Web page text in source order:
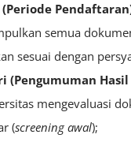
(Periode
semua
sesuai dengan
(Pengumuman Hasil
mengevaluasi
(screening awal);